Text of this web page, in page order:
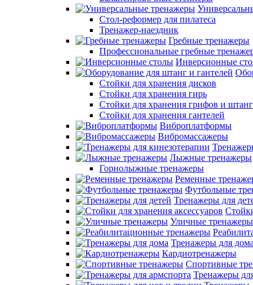
Стол-реформер для пилатеса
Тренажер-наездник
Гребные тренажеры
Профессиональные гребные
Инверсионные
Стойки для хранения дисков
Стойки для хранения гирь
Стойки для хранения грифов и штанг
Стойки для хранения гантелей
Виброплатформы
Вибромассажеры
Лыжные тренажеры
Горнолыжные тренажеры
Ременные
Футбольные
Тренажеры для
Уличные тренажеры
Тренажеры для дома
Кардиотренажеры
Спортивные
Тренажеры